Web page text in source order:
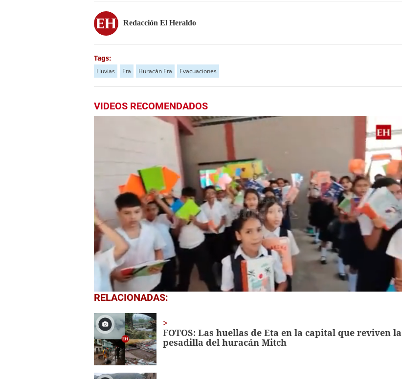
Redacción El Heraldo
Tags:
Lluvias Eta Huracán Eta Evacuaciones
VIDEOS RECOMENDADOS
0
seconds
1
minute,
56
secondsVolume
0%
RELACIONADAS:
FOTOS: Las huellas de Eta en la capital que reviven la
pesadilla del huracán Mitch